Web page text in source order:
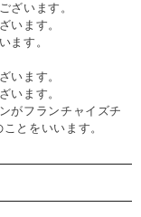
ざいます。
います。
ます。
います。
います。
がフランチャイズチ
とをいいます。